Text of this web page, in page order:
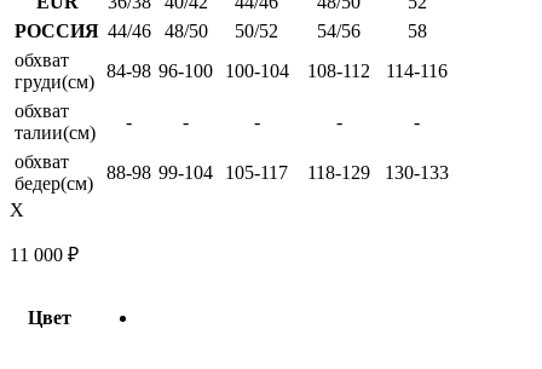
РОССИЯ 44/46 48/50 50/52 54/56
58
обхват
груди(см)
84-98 96-100 100-104 108-112
114-116
обхват
талии(см)
- - - -
-
обхват
бедер(см)
88-98 99-104 105-117 118-129
130-133
X
11 000 ₽
Цвет